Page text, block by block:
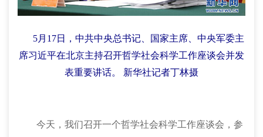
5月17日，中共中央总书记、国家主席、中央军委主
席习近平在北京主持召开哲学社会科学工作座谈会并发
表重要讲话。 新华社记者丁林摄
今天，我们召开一个哲学社会科学工作座谈会，参